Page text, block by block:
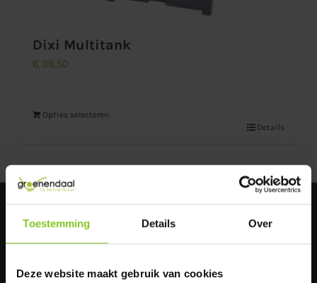
Toestemming Details Over
Deze website maakt gebruik van cookies
Dixi Multitank
€ 38,50
Opties selecteren
Details
CONTACT